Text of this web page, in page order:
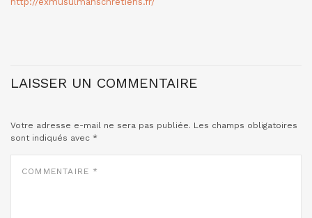
LAISSER UN COMMENTAIRE
Votre adresse e-mail ne sera pas publiée. Les champs obligatoires
sont indiqués avec *